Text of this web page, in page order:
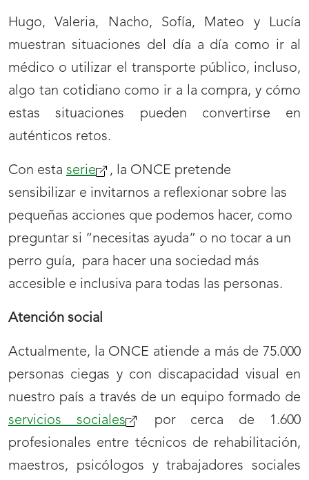
Hugo, Valeria, Nacho, Sofía, Mateo y Lucía
muestran situaciones del día a día como ir al
médico o utilizar el transporte público, incluso,
algo tan cotidiano como ir a la compra, y cómo
estas situaciones pueden convertirse en
auténticos retos.
Con esta serie
, la ONCE pretende
sensibilizar e invitarnos a reflexionar sobre las
pequeñas acciones que podemos hacer, como
preguntar si “necesitas ayuda” o no tocar a un
perro guía, para hacer una sociedad más
accesible e inclusiva para todas las personas.
Atención social
Actualmente, la ONCE atiende a más de 75.000
personas ciegas y con discapacidad visual en
nuestro país a través de un equipo formado de
servicios sociales
por cerca de 1.600
profesionales entre técnicos de rehabilitación,
maestros, psicólogos y trabajadores sociales